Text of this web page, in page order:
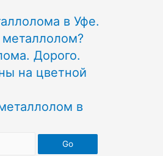
в Уфе.
металлолом?
Дорого.
на цветной
в
Go